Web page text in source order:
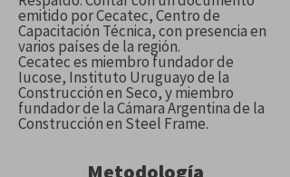
emitido por Cecatec, Centro de
Capacitación Técnica, con presencia en
varios países de la región.
Cecatec es miembro fundador de
Iucose, Instituto Uruguayo de la
Construcción en Seco, y miembro
fundador de la Cámara Argentina de la
Construcción en Steel Frame.
Metodología